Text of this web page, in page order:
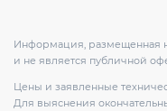
Информация, размещенная
и не является публичной
Цены и заявленные
Для выяснения